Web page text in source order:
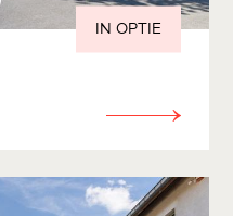
IN OPTIE